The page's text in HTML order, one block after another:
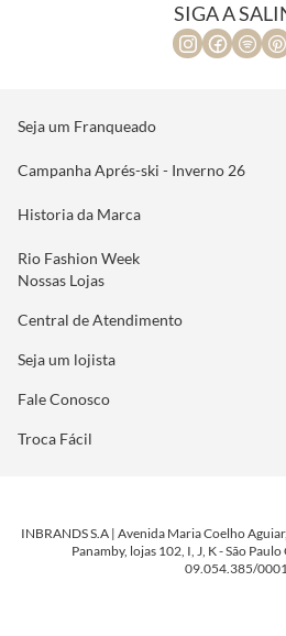
SIGA A
Seja um Franqueado
Campanha Aprés-ski - Inverno 26
Historia da Marca
Rio Fashion Week
Nossas Lojas
Central de Atendimento
Seja um lojista
Fale Conosco
Troca Fácil
INBRANDS S.A | Avenida Maria Coelho
Panamby, lojas 102, I, J, K - São
09.054.385/